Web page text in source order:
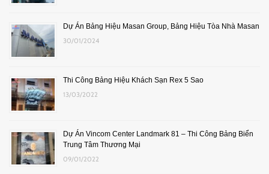
Dự Án Bảng Hiệu Masan Group, Bảng Hiệu Tòa Nhà Masan
30/01/2024
Thi Công Bảng Hiệu Khách Sạn Rex 5 Sao
13/03/2022
Dự Án Vincom Center Landmark 81 – Thi Công Bảng Biển
Trung Tâm Thương Mại
09/01/2022